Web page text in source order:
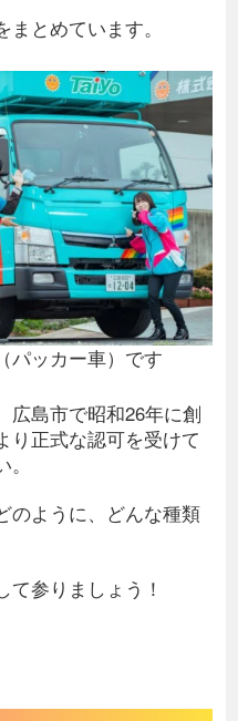
とめています。
パッカー車）です
広島市で昭和26年に創
り正式な認可を受けて
のように、どんな種類
て参りましょう！